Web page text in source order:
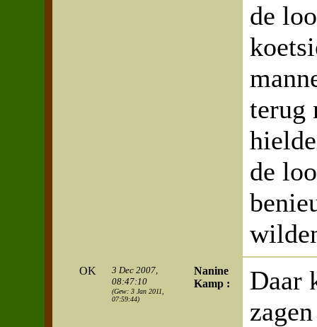
de
terug
de
OK
3 Dec 2007,
08:47:10
(Gew: 3 Jan 2011,
07:59:44)
Nanine
Kamp :
Daar